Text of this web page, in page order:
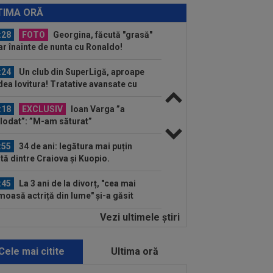
ORĂ
pentru transferul campionului...
FOTO
Georgina, făcută "grasă"
înainte de nunta cu Ronaldo!
Un club din SuperLigă, aproape
lovitura! Tratative avansate cu
EXCLUSIV
Ioan Varga ”a
”M-am săturat”
34 de ani: legătura mai puțin
dintre Craiova și Kuopio.
La 3 ani de la divorț, "cea mai
actriță din lume" și-a găsit
Specialiștii au făcut toate
Victor Osimhen a contactat-o pe
și e gata să semneze:
Vezi ultimele ştiri
mai citite Ultima oră